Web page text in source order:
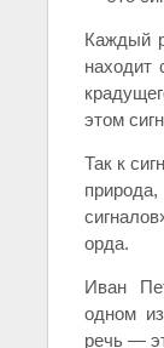
Каждый
этом
Так к
орда.
Иван
одном
речь —